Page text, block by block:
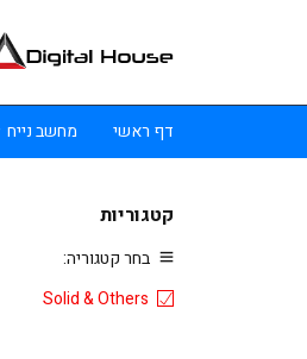
דף ראשי מחשב נייח
קטגוריות
בחר קטגוריה:
Solid & Others